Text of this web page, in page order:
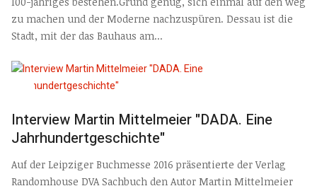
zu machen und der Moderne nachzuspüren. Dessau ist die
Stadt, mit der das Bauhaus am...
Interview Martin Mittelmeier "DADA. Eine
Jahrhundertgeschichte"
Auf der Leipziger Buchmesse 2016 präsentierte der Verlag
Randomhouse DVA Sachbuch den Autor Martin Mittelmeier